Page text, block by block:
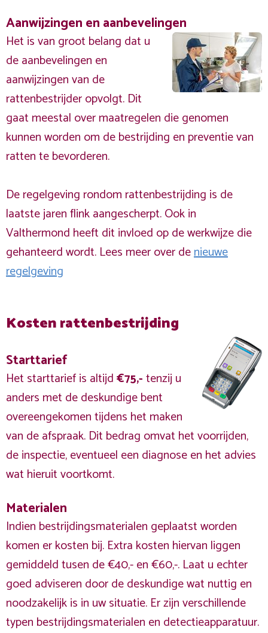
Aanwijzingen en aanbevelingen
Het is van groot belang dat u
de aanbevelingen en
aanwijzingen van de
rattenbestrijder opvolgt. Dit
gaat meestal over maatregelen die genomen
kunnen worden om de bestrijding en preventie van
ratten te bevorderen.
De regelgeving rondom rattenbestrijding is de
laatste jaren flink aangescherpt. Ook in
Valthermond heeft dit invloed op de werkwijze die
gehanteerd wordt. Lees meer over denieuwe
regelgeving
Kosten rattenbestrijding
Starttarief
Het starttarief is altijd€75,-tenzij u
anders met de deskundige bent
overeengekomen tijdens het maken
van de afspraak. Dit bedrag omvat het voorrijden,
de inspectie, eventueel een diagnose en het advies
wat hieruit voortkomt.
Materialen
Indien bestrijdingsmaterialen geplaatst worden
komen er kosten bij. Extra kosten hiervan liggen
gemiddeld tusen de €40,- en €60,-. Laat u echter
goed adviseren door de deskundige wat nuttig en
noodzakelijk is in uw situatie. Er zijn verschillende
typen bestrijdingsmaterialen en detectieapparatuur.